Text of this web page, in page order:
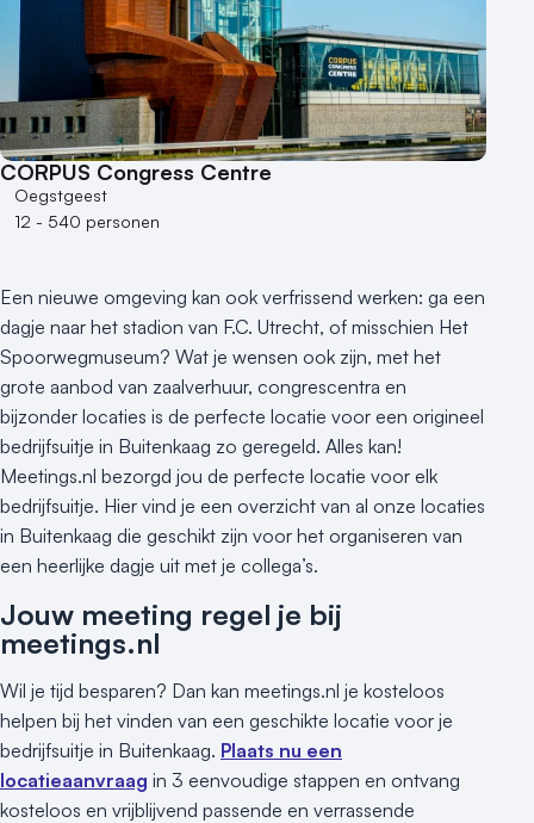
Locaties aan zee
Museum
Theater
Varende locatie
CORPUS Congress Centre
Oegstgeest
12 - 540 personen
Een nieuwe omgeving kan ook verfrissend werken: ga een
dagje naar het stadion van F.C. Utrecht, of misschien Het
Spoorwegmuseum? Wat je wensen ook zijn, met het
grote aanbod van zaalverhuur, congrescentra en
bijzonder locaties is de perfecte locatie voor een origineel
bedrijfsuitje in Buitenkaag zo geregeld. Alles kan!
Meetings.nl bezorgd jou de perfecte locatie voor elk
bedrijfsuitje. Hier vind je een overzicht van al onze locaties
in Buitenkaag die geschikt zijn voor het organiseren van
een heerlijke dagje uit met je collega’s.
Jouw meeting regel je bij
meetings.nl
Wil je tijd besparen? Dan kan meetings.nl je kosteloos
helpen bij het vinden van een geschikte locatie voor je
bedrijfsuitje in Buitenkaag. Plaats nu een
locatieaanvraag in 3 eenvoudige stappen en ontvang
kosteloos en vrijblijvend passende en verrassende